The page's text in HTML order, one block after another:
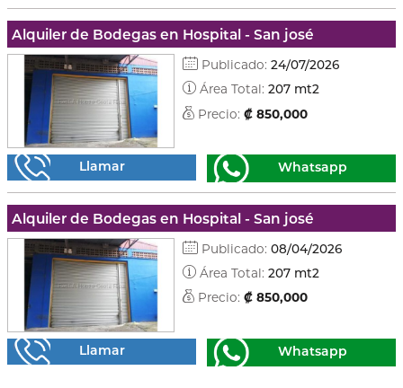
Alquiler de Bodegas en Hospital - San josé
Publicado: 24/07/2026
Área Total: 207 mt2
Precio: ₡ 850,000
Llamar Whatsapp
Alquiler de Bodegas en Hospital - San josé
Publicado: 08/04/2026
Área Total: 207 mt2
Precio: ₡ 850,000
Llamar Whatsapp